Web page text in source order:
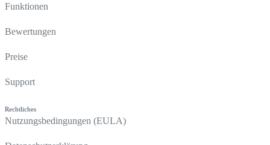
Funktionen
Bewertungen
Preise
Support
Rechtliches
Nutzungsbedingungen (EULA)